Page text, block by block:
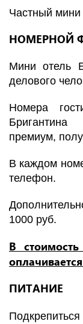
Частный мини
НОМЕРНОЙ
Мини отель
делового
Номера
премиум,
В каждом
телефон.
1000 руб.
В
ПИТАНИЕ